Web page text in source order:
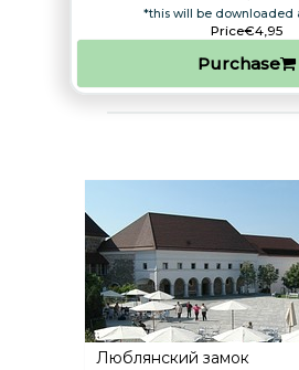
*this will be downloaded
Price€4,95
Purchase
Люблянский замок